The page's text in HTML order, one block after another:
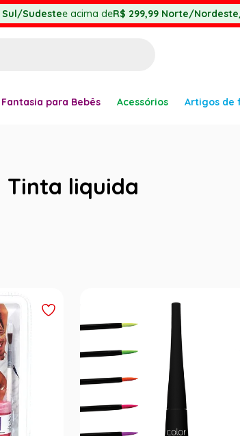
Sul/Sudestee acima deR$ 299,99 Norte/
Fantasia para Bebês Acessórios Artigos de
Tinta liquida